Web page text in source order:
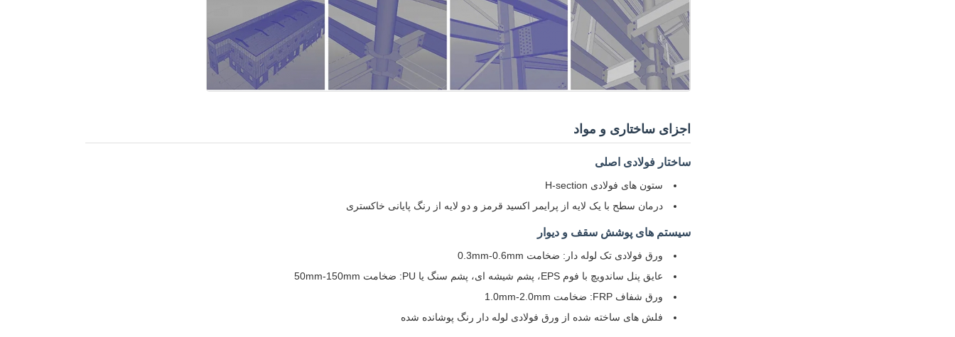
اجزای ساختاری و مواد
ساختار فولادی اصلی
ستون های فولادی H-section
درمان سطح با یک لایه از پرایمر اکسید قرمز و دو لایه از رنگ پایانی خاکستری
سیستم های پوشش سقف و دیوار
ورق فولادی تک لوله دار: ضخامت 0.3mm-0.6mm
عایق پنل ساندویچ با فوم EPS، پشم شیشه ای، پشم سنگ یا PU: ضخامت 50mm-150mm
ورق شفاف FRP: ضخامت 1.0mm-2.0mm
فلش های ساخته شده از ورق فولادی لوله دار رنگ پوشانده شده